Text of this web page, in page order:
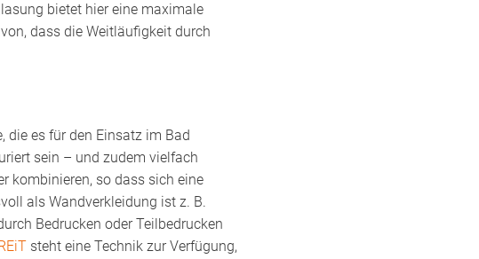
bietet hier eine maximale
dass die Weitläufigkeit durch
die es für den Einsatz im Bad
sein – und zudem vielfach
kombinieren, so dass sich eine
als Wandverkleidung ist z. B.
Bedrucken oder Teilbedrucken
steht eine Technik zur Verfügung,